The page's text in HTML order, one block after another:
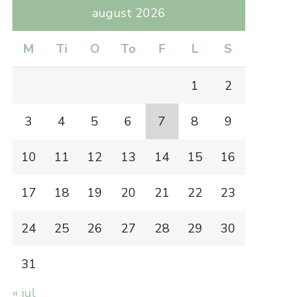
august 2026
M Ti O To F L S
1 2
3 4 5 6 7 8 9
10 11 12 13 14 15 16
17 18 19 20 21 22 23
24 25 26 27 28 29 30
31
« jul